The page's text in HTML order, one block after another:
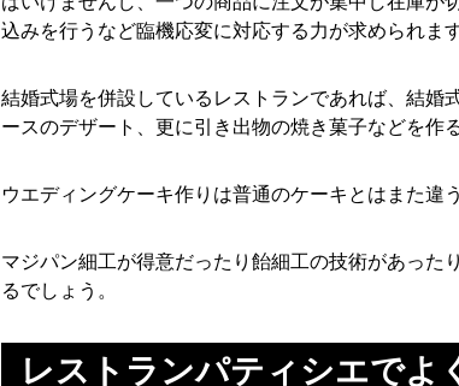
込みを行うなど臨機応変に対応する力が求められます
結婚式場を併設しているレストランであれば、結婚
ースのデザート、更に引き出物の焼き菓子などを作
ウエディングケーキ作りは普通のケーキとはまた違
マジパン細工が得意だったり飴細工の技術があった
るでしょう。
レストランパティシエでよ